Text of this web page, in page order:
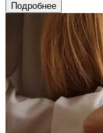
Подробнее